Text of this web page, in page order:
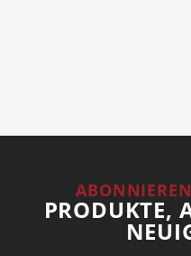
ABONNIEREN
PRODUKTE,